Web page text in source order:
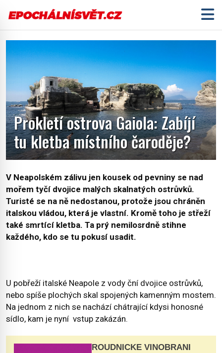
Prokletí ostrova Gaiola: Zabíjí
tu kletba místního čaroděje?
V Neapolském zálivu jen kousek od pevniny se nad
mořem tyčí dvojice malých skalnatých ostrůvků.
Turisté se na ně nedostanou, protože jsou chráněn
italskou vládou, která je vlastní. Kromě toho je střeží
také smrtící kletba. Ta prý nemilosrdně stihne
každého, kdo se tu pokusí usadit.
U pobřeží italské Neapole z vody ční dvojice ostrůvků,
nebo spíše plochých skal spojených kamenným mostem.
Na jednom z nich se nachází chátrající kdysi honosné
sídlo, kam je nyní vstup zakázán.
ROUDNICKÉ VINOBRANÍ